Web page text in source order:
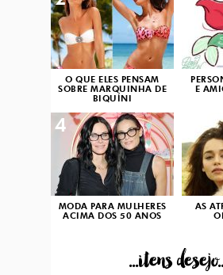
O QUE ELES PENSAM
SOBRE MARQUINHA DE
BIQUÍNI
E
MODA PARA MULHERES
ACIMA DOS 50 ANOS
4
AS
...itens